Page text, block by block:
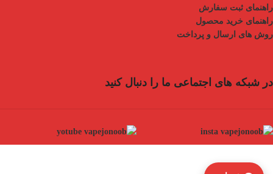
راهنمای ثبت سفارش
راهنمای خرید محصول
روش های ارسال و پرداخت
در شبکه های اجتماعی ما را دنبال کنید